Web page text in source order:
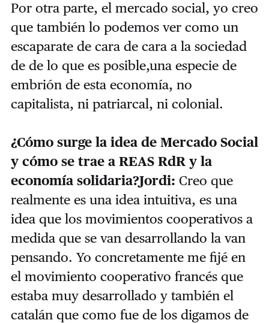
Por otra parte, el mercado social, yo creo
que también lo podemos ver como un
escaparate de cara de cara a la sociedad
de de lo que es posible,una especie de
embrión de esta economía, no
capitalista, ni patriarcal, ni colonial.
¿Cómo surge la idea de Mercado Social
y cómo se trae a REAS RdR y la
economía solidaria?Jordi: Creo que
realmente es una idea intuitiva, es una
idea que los movimientos cooperativos a
medida que se van desarrollando la van
pensando. Yo concretamente me fijé en
el movimiento cooperativo francés que
estaba muy desarrollado y también el
catalán que como fue de los digamos de